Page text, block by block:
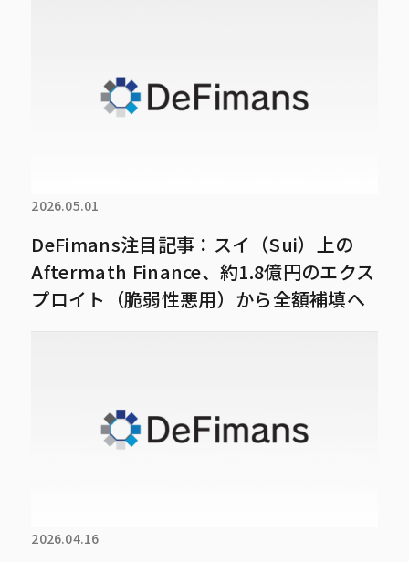
2026.05.01
DeFimans注目記事：スイ（Sui）上の
Aftermath Finance、約1.8億円のエクス
プロイト（脆弱性悪用）から全額補填へ
2026.04.16